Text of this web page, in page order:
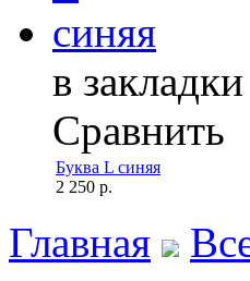
в закладки
Сравнить
Буква L синяя
2 250 р.
Главная